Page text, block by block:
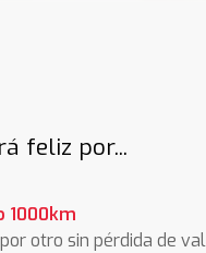
feliz por...
1000km
otro sin pérdida de